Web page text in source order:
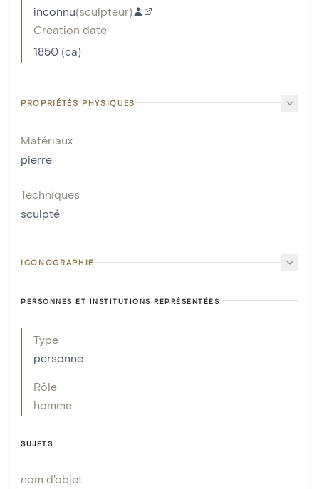
inconnu(sculpteur)
Creation date
1850 (ca)
PROPRIÉTÉS PHYSIQUES
Matériaux
pierre
Techniques
sculpté
ICONOGRAPHIE
PERSONNES ET INSTITUTIONS REPRÉSENTÉES
Type
personne
Rôle
homme
SUJETS
nom d'objet